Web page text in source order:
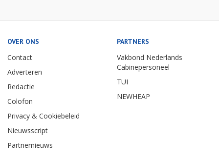
OVER ONS
Contact
Adverteren
Redactie
Colofon
Privacy & Cookiebeleid
Nieuwsscript
Partnernieuws
PARTNERS
Vakbond Nederlands
Cabinepersoneel
TUI
NEWHEAP